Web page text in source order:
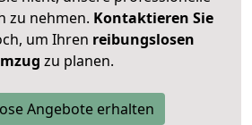
zu nehmen. Kontaktieren Sie
um Ihren reibungslosen
zu planen.
Angebote erhalten